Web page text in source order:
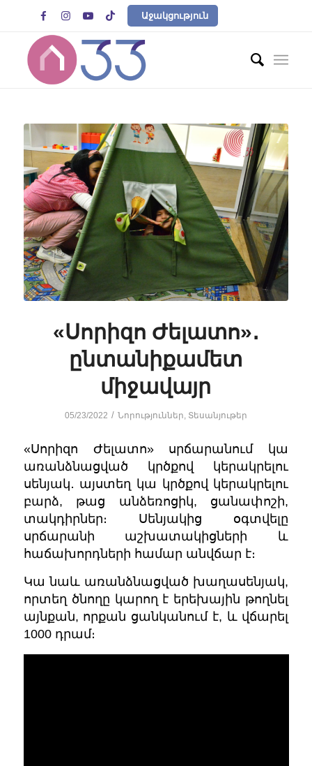
    Աջակցություն
«Սորիզո Ժելատո»․
ընտանիքամետ
միջավայր
05/23/2022 / Նորություններ, Տեսանյութեր
«Սորիզո Ժելատո» սրճարանում կա
առանձնացված կրծքով կերակրելու
սենյակ․ այստեղ կա կրծքով կերակրելու
բարձ, թաց անձեռոցիկ, ցանափոշի,
տակդիրներ։ Սենյակից օգտվելը
սրճարանի աշխատակիցների և
հաճախորդների համար անվճար է։
Կա նաև առանձնացված խաղասենյակ,
որտեղ ծնողը կարող է երեխային թողնել
այնքան, որքան ցանկանում է, և վճարել
1000 դրամ։